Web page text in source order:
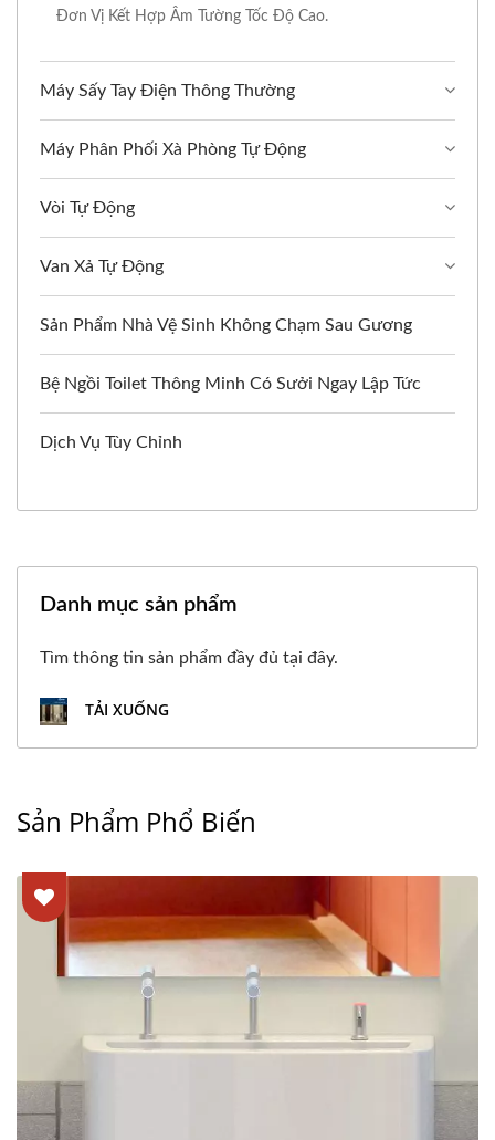
Đơn Vị Kết Hợp Âm Tường Tốc Độ Cao.
Máy Sấy Tay Điện Thông Thường
Máy Phân Phối Xà Phòng Tự Động
Vòi Tự Động
Van Xả Tự Động
Sản Phẩm Nhà Vệ Sinh Không Chạm Sau Gương
Bệ Ngồi Toilet Thông Minh Có Sưởi Ngay Lập Tức
Dịch Vụ Tùy Chỉnh
Danh mục sản phẩm
Tìm thông tin sản phẩm đầy đủ tại đây.
TẢI XUỐNG
Sản Phẩm Phổ Biến